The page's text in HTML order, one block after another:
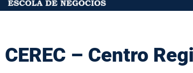
CEREC – Centro